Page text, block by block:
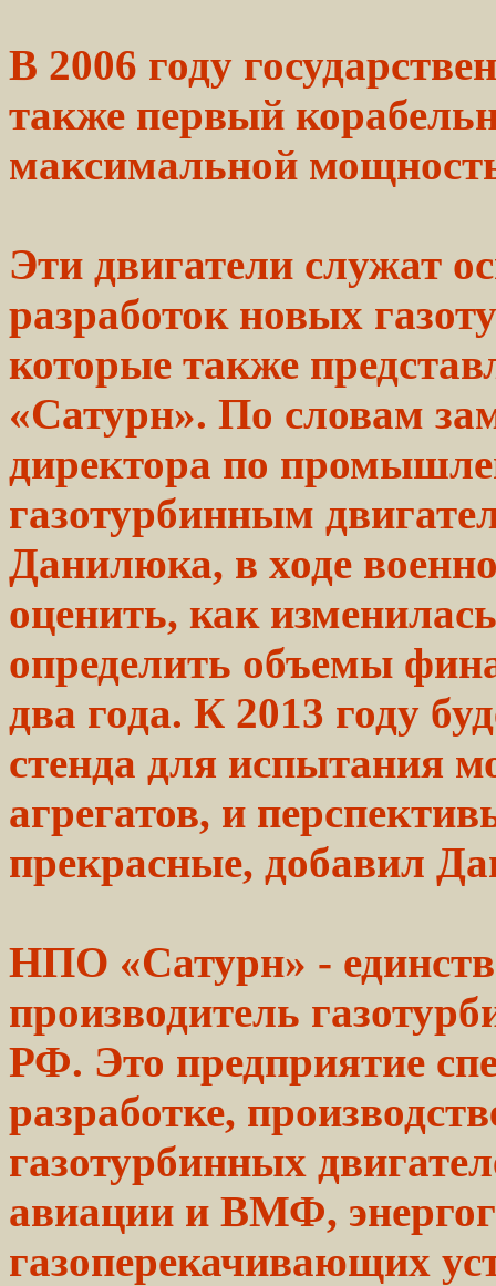
В 2006 году
также первый
максимальной
Эти двигатели служат
разработок новых
которые также
«Сатурн». По словам
директора по
газотурбинным
Данилюка, в ходе
оценить, как
определить объемы
два года. К 2013 году
стенда для испытания
агрегатов, и
прекрасные, добавил
НПО «Сатурн» -
производитель
РФ. Это предприятие
разработке,
газотурбинных
авиации и ВМФ,
газоперекачивающих